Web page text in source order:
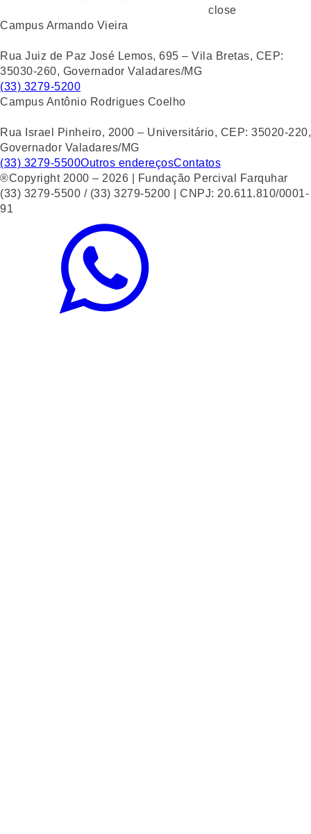
close
Campus Armando Vieira
Rua Juiz de Paz José Lemos, 695 – Vila Bretas, CEP:
35030-260, Governador Valadares/MG
(33) 3279-5200
Campus Antônio Rodrigues Coelho
Rua Israel Pinheiro, 2000 – Universitário, CEP: 35020-220,
Governador Valadares/MG
(33) 3279-5500Outros endereçosContatos
®Copyright 2000 – 2026 | Fundação Percival Farquhar
(33) 3279-5500 / (33) 3279-5200 | CNPJ: 20.611.810/0001-
91